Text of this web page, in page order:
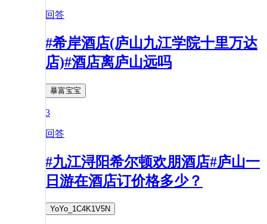
回答
#希岸酒店(庐山九江学院十里万达
店)#酒店离庐山远吗
暴富宝宝
3
回答
#九江浔阳希尔顿欢朋酒店#庐山一
日游在酒店订价格多少？
YoYo_1C4K1V5N